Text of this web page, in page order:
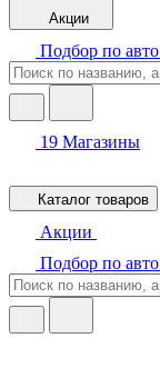
Акции
Подбор по авто
19 Магазины
Каталог товаров
Акции
Подбор по авто